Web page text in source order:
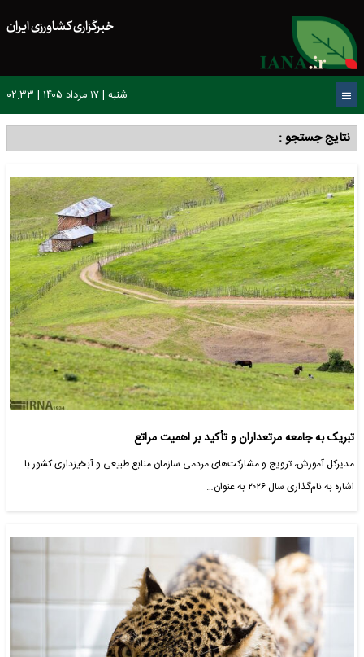
خبرگزاری کشاورزی ایران
شنبه | ۱۷ مرداد ۱۴۰۵ | ۰۲:۳۳
نتایج جستجو :
تبریک به جامعه مرتعداران و تأکید بر اهمیت مراتع
مدیرکل آموزش، ترویج و مشارکت‌های مردمی سازمان منابع طبیعی و آبخیزداری کشور با
اشاره به نام‌گذاری سال ۲۰۲۶ به عنوان…